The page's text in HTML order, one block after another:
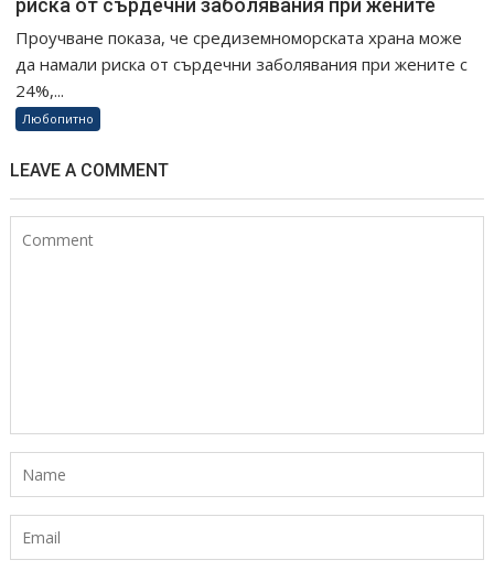
Проучване показа, че средиземноморската храна може
да намали риска от сърдечни заболявания при жените с
24%,...
Любопитно
LEAVE A COMMENT